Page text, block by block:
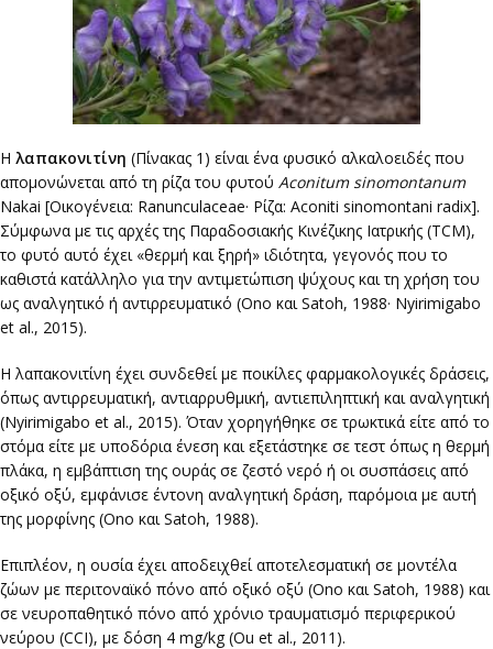
Η λαπακονιτίνη (Πίνακας 1) είναι ένα φυσικό αλκαλοειδές που
απομονώνεται από τη ρίζα του φυτού Aconitum sinomontanum
Nakai [Οικογένεια: Ranunculaceae· Ρίζα: Aconiti sinomontani radix].
Σύμφωνα με τις αρχές της Παραδοσιακής Κινέζικης Ιατρικής (TCM),
το φυτό αυτό έχει «θερμή και ξηρή» ιδιότητα, γεγονός που το
καθιστά κατάλληλο για την αντιμετώπιση ψύχους και τη χρήση του
ως αναλγητικό ή αντιρρευματικό (Ono και Satoh, 1988· Nyirimigabo
et al., 2015).
Η λαπακονιτίνη έχει συνδεθεί με ποικίλες φαρμακολογικές δράσεις,
όπως αντιρρευματική, αντιαρρυθμική, αντιεπιληπτική και αναλγητική
(Nyirimigabo et al., 2015). Όταν χορηγήθηκε σε τρωκτικά είτε από το
στόμα είτε με υποδόρια ένεση και εξετάστηκε σε τεστ όπως η θερμή
πλάκα, η εμβάπτιση της ουράς σε ζεστό νερό ή οι συσπάσεις από
οξικό οξύ, εμφάνισε έντονη αναλγητική δράση, παρόμοια με αυτή
της μορφίνης (Ono και Satoh, 1988).
Επιπλέον, η ουσία έχει αποδειχθεί αποτελεσματική σε μοντέλα
ζώων με περιτοναϊκό πόνο από οξικό οξύ (Ono και Satoh, 1988) και
σε νευροπαθητικό πόνο από χρόνιο τραυματισμό περιφερικού
νεύρου (CCI), με δόση 4 mg/kg (Ou et al., 2011).